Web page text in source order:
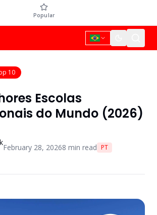
Popular
10
Escolas
do Mundo (2026)
February 28, 20268 min read PT